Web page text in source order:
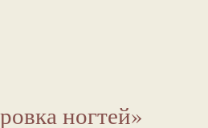
ногтей»